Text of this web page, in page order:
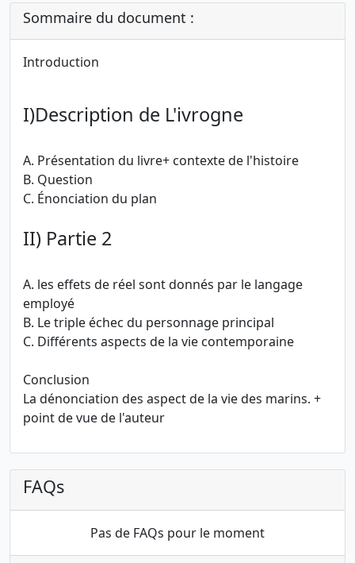
Sommaire du document :
Introduction
I)Description de L'ivrogne
A. Présentation du livre+ contexte de l'histoire
B. Question
C. Énonciation du plan
II) Partie 2
A. les effets de réel sont donnés par le langage
employé
B. Le triple échec du personnage principal
C. Différents aspects de la vie contemporaine
Conclusion
La dénonciation des aspect de la vie des marins. +
point de vue de l'auteur
FAQs
Pas de FAQs pour le moment